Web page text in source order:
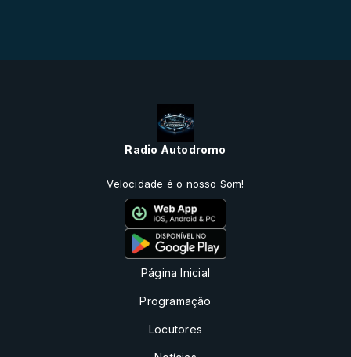
Radio Autodromo
Velocidade é o nosso Som!
Página Inicial
Programação
Locutores